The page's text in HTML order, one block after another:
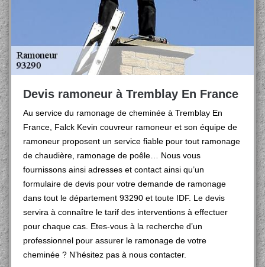
Devis ramoneur à Tremblay En France
Au service du ramonage de cheminée à Tremblay En
France, Falck Kevin couvreur ramoneur et son équipe de
ramoneur proposent un service fiable pour tout ramonage
de chaudière, ramonage de poêle… Nous vous
fournissons ainsi adresses et contact ainsi qu’un
formulaire de devis pour votre demande de ramonage
dans tout le département 93290 et toute IDF. Le devis
servira à connaître le tarif des interventions à effectuer
pour chaque cas. Etes-vous à la recherche d’un
professionnel pour assurer le ramonage de votre
cheminée ? N’hésitez pas à nous contacter.